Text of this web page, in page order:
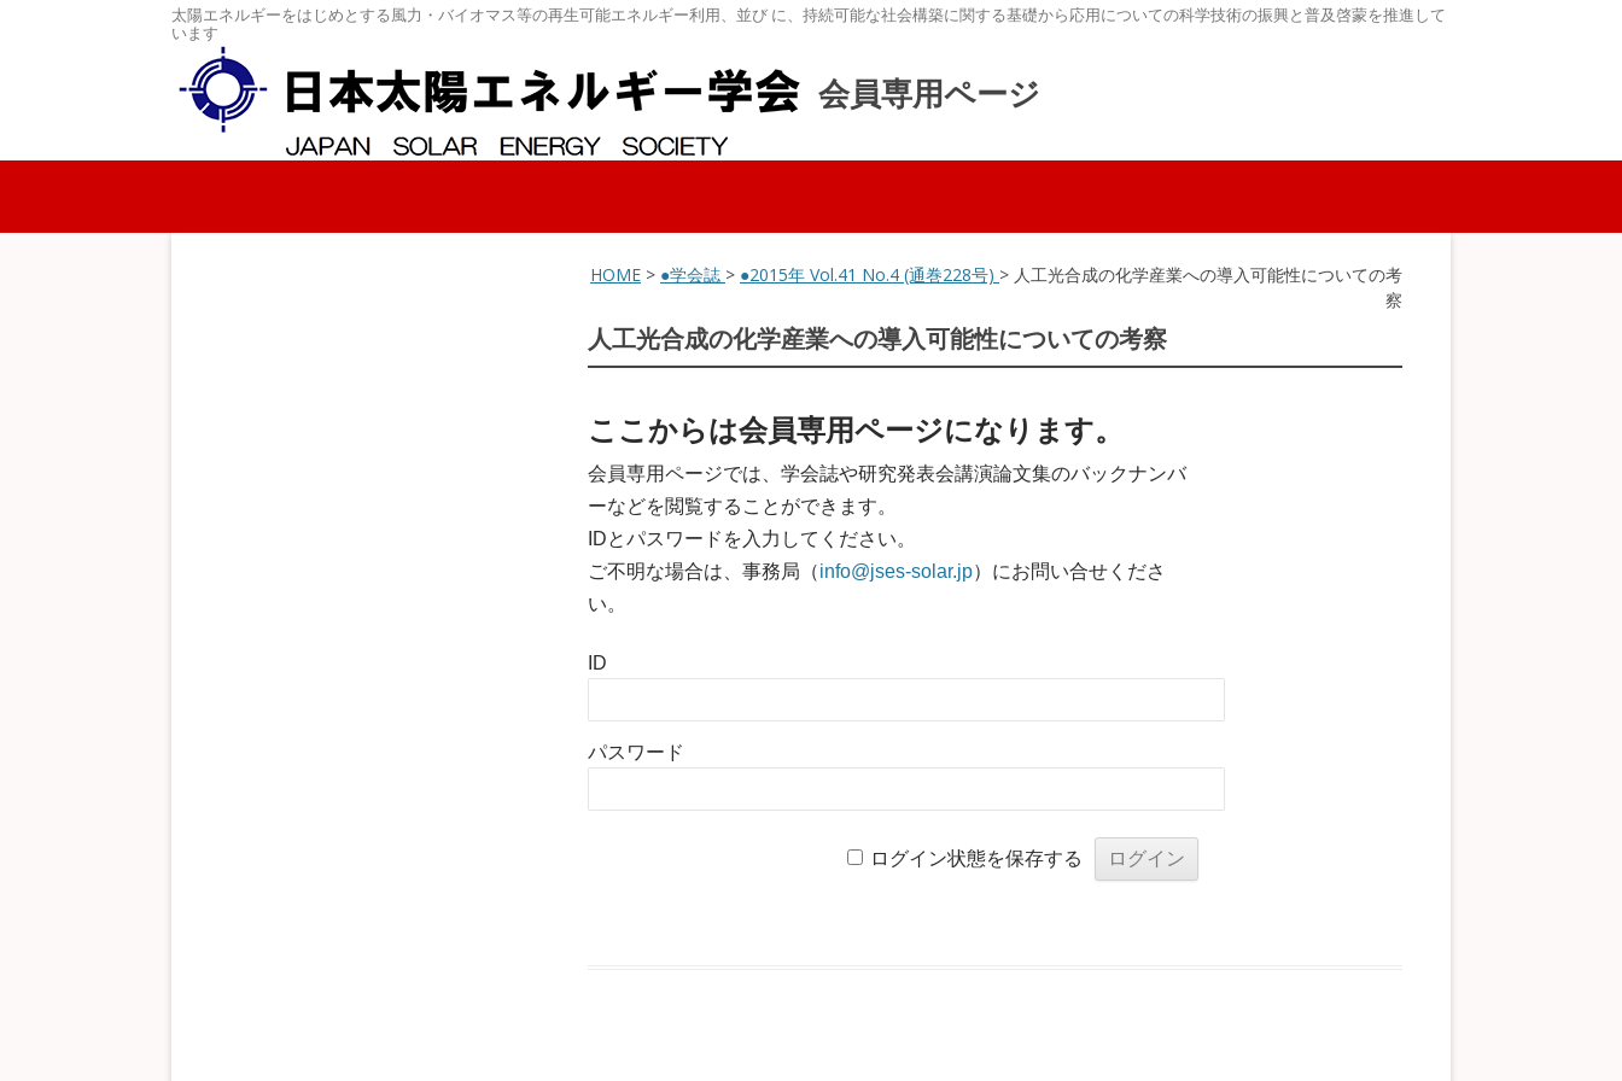
太陽エネルギーをはじめとする風力・バイオマス等の再生可能エネルギー利用、並び に、持続可能な社会構築に関する基礎から応用についての科学技術の振興と普及啓蒙を推進して
います
会員専用ページ
コンテンツへスキップ
HOME > ●学会誌 > ●2015年 Vol.41 No.4 (通巻228号) > 人工光合成の化学産業への導入可能性についての考
察
人工光合成の化学産業への導入可能性についての考察
ここからは会員専用ページになります。
会員専用ページでは、学会誌や研究発表会講演論文集のバックナンバ
ーなどを閲覧することができます。
IDとパスワードを入力してください。
ご不明な場合は、事務局（info@jses-solar.jp）にお問い合せくださ
い。
ID
パスワード
ログイン状態を保存する